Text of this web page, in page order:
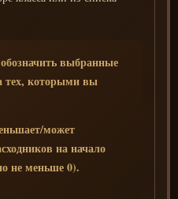
выбранные
тех, которыми вы
может
на начало
не меньше 0).